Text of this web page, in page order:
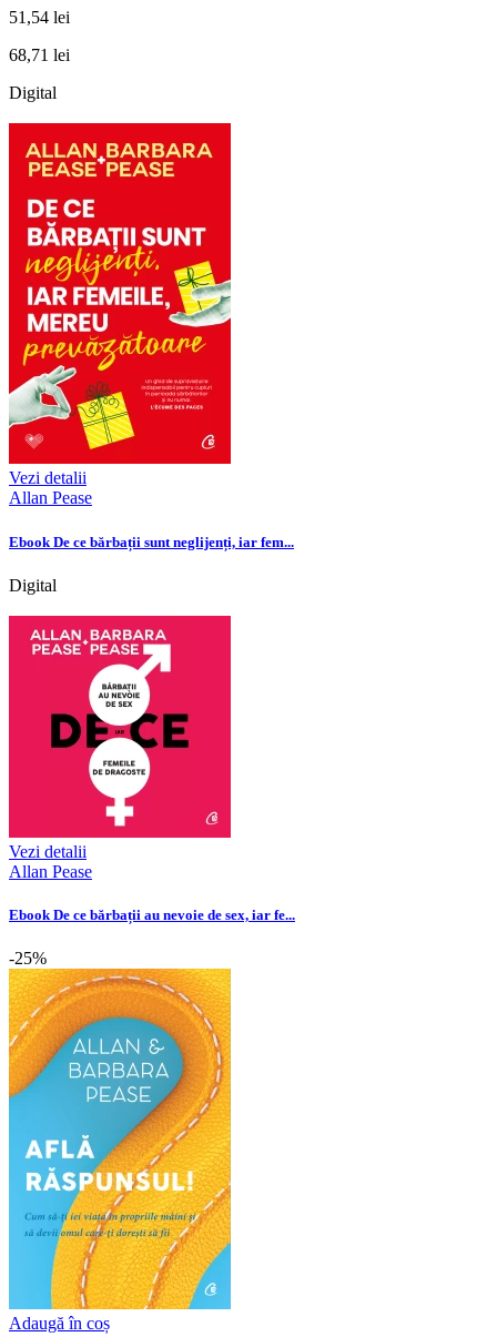
51,54 lei
68,71 lei
Digital
Vezi detalii
Allan Pease
Ebook De ce bărbații sunt neglijenți, iar fem...
Digital
Vezi detalii
Allan Pease
Ebook De ce bărbații au nevoie de sex, iar fe...
-25%
Adaugă în coș